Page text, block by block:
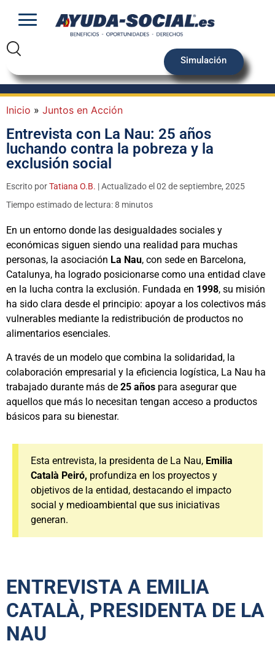
Simulación
Inicio » Juntos en Acción
Entrevista con La Nau: 25 años
luchando contra la pobreza y la
exclusión social
Escrito porTatiana O.B. | Actualizado el 02 de septiembre, 2025
Tiempo estimado de lectura: 8 minutos
En un entorno donde las desigualdades sociales y
económicas siguen siendo una realidad para muchas
personas, la asociación La Nau, con sede en Barcelona,
Catalunya, ha logrado posicionarse como una entidad clave
en la lucha contra la exclusión. Fundada en 1998, su misión
ha sido clara desde el principio: apoyar a los colectivos más
vulnerables mediante la redistribución de productos no
alimentarios esenciales.
A través de un modelo que combina la solidaridad, la
colaboración empresarial y la eficiencia logística, La Nau ha
trabajado durante más de 25 años para asegurar que
aquellos que más lo necesitan tengan acceso a productos
básicos para su bienestar.
Esta entrevista, la presidenta de La Nau, Emilia
Català Peiró, profundiza en los proyectos y
objetivos de la entidad, destacando el impacto
social y medioambiental que sus iniciativas
generan.
ENTREVISTA A EMILIA
CATALÀ, PRESIDENTA DE LA
NAU